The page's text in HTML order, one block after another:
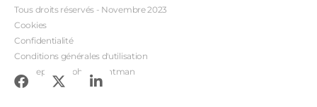
Tous droits réservés - Novembre 2023
Cookies
Confidentialité
Conditions générales d'utilisation
Conception : John Brightman